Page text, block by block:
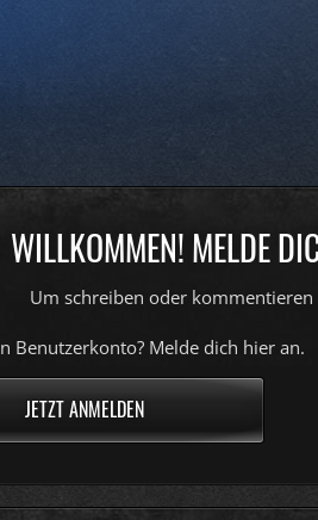
WILLKOMMEN! MELDE
Um schreiben oder
Benutzerkonto? Melde dich hier an.
JETZT ANMELDEN